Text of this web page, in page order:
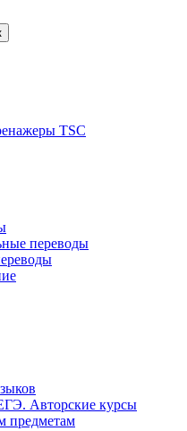
TSC
переводы
Авторские курсы
предметам